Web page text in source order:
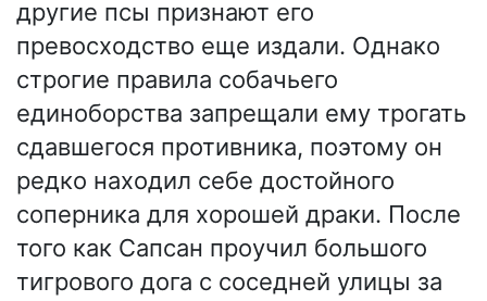
другие псы признают его
превосходство еще издали. Однако
строгие правила собачьего
единоборства запрещали ему трогать
сдавшегося противника, поэтому он
редко находил себе достойного
соперника для хорошей драки. После
того как Сапсан проучил большого
тигрового дога с соседней улицы за